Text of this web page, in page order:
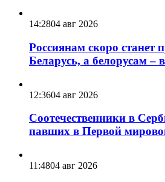
14:2804 авг 2026
Россиянам скоро станет
Беларусь, а белорусам –
12:3604 авг 2026
Соотечественники в
павших в Первой
11:4804 авг 2026